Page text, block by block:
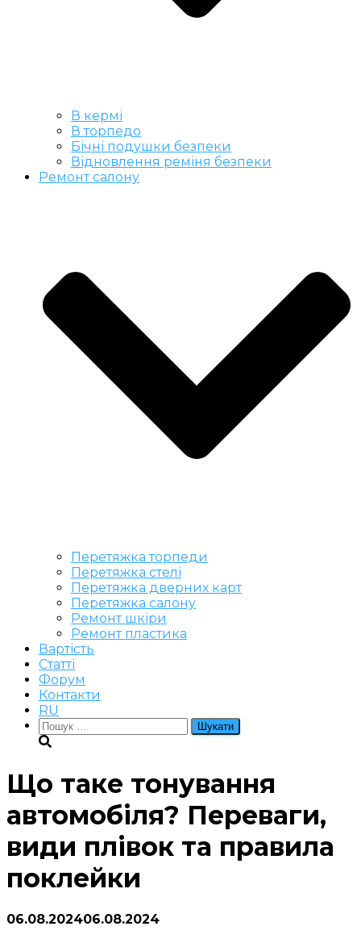
В кермі
В торпедо
Бічні подушки безпеки
Відновлення реміня безпеки
Ремонт салону
Перетяжка торпеди
Перетяжка стелі
Перетяжка дверних карт
Перетяжка салону
Ремонт шкіри
Ремонт пластика
Вартість
Статті
Форум
Контакти
RU
Пошук:
Що таке тонування
автомобіля? Переваги,
види плівок та правила
поклейки
06.08.202406.08.2024